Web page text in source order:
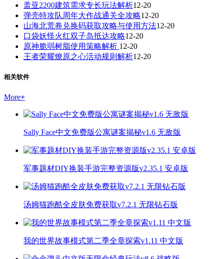
盖亚2200建筑需求专长玩法解析12-20
弹壳特攻队周年大作战通关全攻略12-20
山海北荒卷兑换码获取攻略与使用方法12-20
口袋妖怪火红双子岛抵达攻略12-20
原神脆弱树脂使用策略解析 12-20
王者荣耀燎原之心活动规则解析12-20
相关软件
More+
Sally Face中文免费版公寓谜案揭秘v1.6 无敌版
军事题材DIY换装手游完整资源版v2.35.1 安卓版
汤姆猫跑酷全皮肤免费获取v7.2.1 无限钻石版
我的世界故事模式第二季全章探索v1.11 中文版